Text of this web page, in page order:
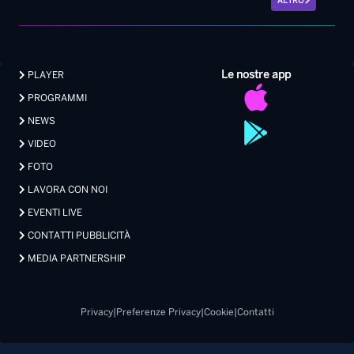
Le nostre app
PLAYER
PROGRAMMI
NEWS
VIDEO
FOTO
LAVORA CON NOI
EVENTI LIVE
CONTATTI PUBBLICITÀ
MEDIA PARTNERSHIP
Privacy| Preferenze Privacy| Cookie Contatti